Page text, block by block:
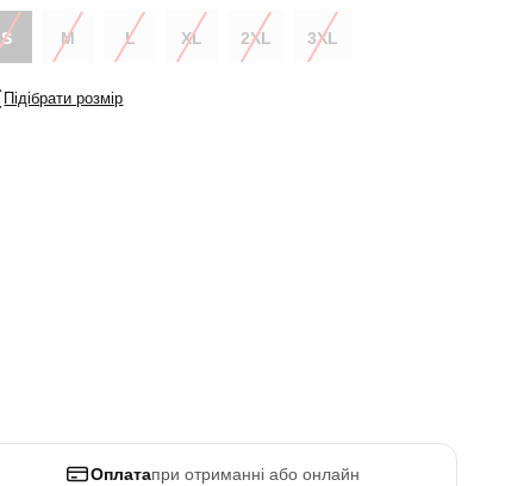
S M L XL 2XL 3XL
Підібрати розмір
Оплатапри отриманні або онлайн